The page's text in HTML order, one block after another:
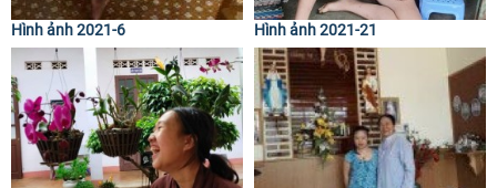
Hình ảnh 2021-6 Hình ảnh 2021-21